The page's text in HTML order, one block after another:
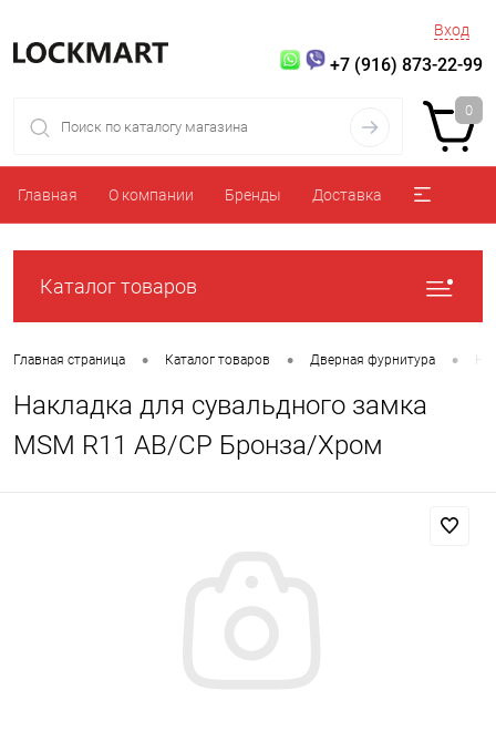
Вход
+7 (916) 873-22-99
0
Главная О компании Бренды Доставка
Каталог товаров
Главная страница • Каталог товаров • Дверная фурнитура •
Накладка для сувальдного замка
MSM R11 AB/CP Бронза/Хром